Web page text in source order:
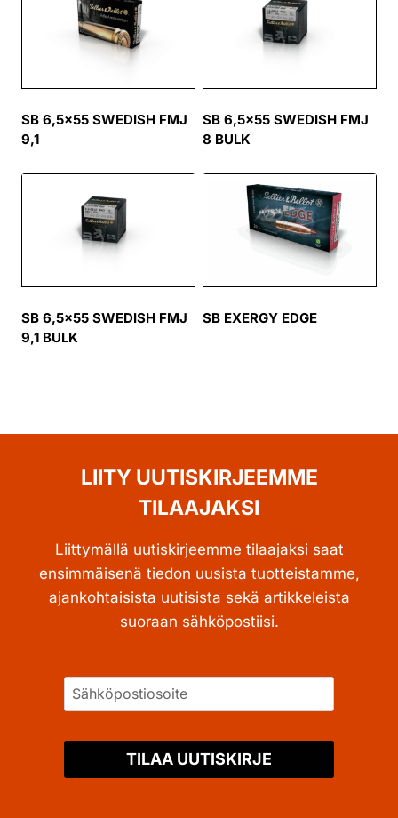
SB 6,5×55 SWEDISH FMJ
9,1
SB 6,5×55 SWEDISH FMJ
8 BULK
SB 6,5×55 SWEDISH FMJ
9,1 BULK
SB EXERGY EDGE
LIITY UUTISKIRJEEMME
TILAAJAKSI
Liittymällä uutiskirjeemme tilaajaksi saat
ensimmäisenä tiedon uusista tuotteistamme,
ajankohtaisista uutisista sekä artikkeleista
suoraan sähköpostiisi.
TILAA UUTISKIRJE